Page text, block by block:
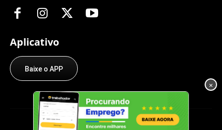
Aplicativo
Baixe o APP
×